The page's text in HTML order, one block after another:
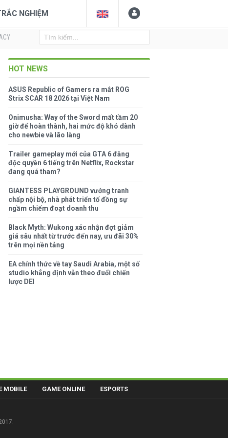
NGHIỆM
HOT NEWS
ASUS Republic of Gamers ra mắt ROG
Strix SCAR 18 2026 tại Việt Nam
Onimusha: Way of the Sword mất tầm 20
giờ để hoàn thành, hai mức độ khó dành
cho newbie và lão làng
Trailer gameplay mới của GTA 6 đăng
độc quyền 6 tiếng trên Netflix, Rockstar
đang quá tham?
GIANTESS PLAYGROUND vướng tranh
chấp nội bộ, nhà phát triển tố đồng sự
ngầm chiếm đoạt doanh thu
Black Myth: Wukong xác nhận đợt giảm
giá sâu nhất từ trước đến nay, ưu đãi 30%
trên mọi nền tảng
EA chính thức về tay Saudi Arabia, một số
studio khẳng định vẫn theo đuổi chiến
lược DEI
MOBILE GAME ONLINE ESPORTS